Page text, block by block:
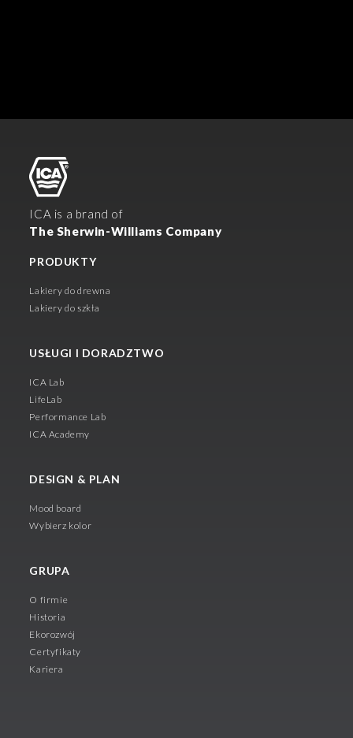
ICA is a brand of
The Sherwin-Williams Company
PRODUKTY
Lakiery do drewna
Lakiery do szkła
USŁUGI I DORADZTWO
ICA Lab
LifeLab
Performance Lab
ICA Academy
DESIGN & PLAN
Mood board
Wybierz kolor
GRUPA
O firmie
Historia
Ekorozwój
Certyfikaty
Kariera